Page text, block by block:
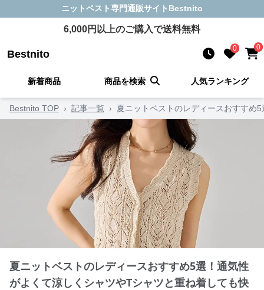
ニットベスト専門通販サイト Bestnito
6,000円以上のご購入で送料無料
Bestnito 0 0
新着商品 商品を検索 人気ランキング
Bestnito TOP › 記事一覧 › 夏ニットベストのレディースおすすめ
夏ニットベストのレディースおすすめ5選！通気性
がよくて涼しくシャツやTシャツと重ね着しても快